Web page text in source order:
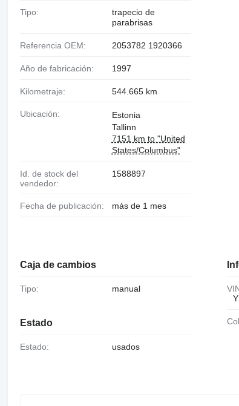
Tipo:
trapecio de
parabrisas
Referencia OEM: 2053782 1920366
Año de fabricación: 1997
Kilometraje: 544.665 km
Ubicación:
Estonia
Tallinn
7151 km to "United
States/Columbus"
Id. de stock del
vendedor:
1588897
Fecha de publicación: más de 1 mes
Caja de cambios
Tipo: manual
Estado
Estado: usados